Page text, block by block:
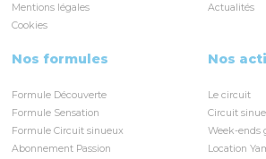
Mentions légales
Cookies
Actualités
Nos formules
Formule Découverte
Formule Sensation
Formule Circuit sinueux
Abonnement Passion
Nos
Le circuit
Circuit
Week-ends
Location